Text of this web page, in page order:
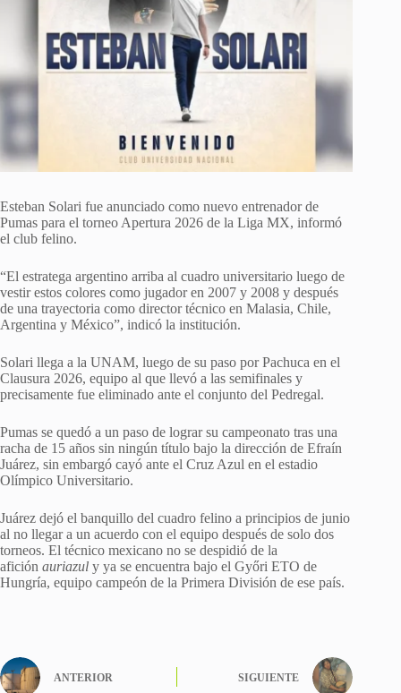
Esteban Solari fue anunciado como nuevo entrenador de
Pumas para el torneo Apertura 2026 de la Liga MX, informó
el club felino.
“El estratega argentino arriba al cuadro universitario luego de
vestir estos colores como jugador en 2007 y 2008 y después
de una trayectoria como director técnico en Malasia, Chile,
Argentina y México”, indicó la institución.
Solari llega a la UNAM, luego de su paso por Pachuca en el
Clausura 2026, equipo al que llevó a las semifinales y
precisamente fue eliminado ante el conjunto del Pedregal.
Pumas se quedó a un paso de lograr su campeonato tras una
racha de 15 años sin ningún título bajo la dirección de Efraín
Juárez, sin embargó cayó ante el Cruz Azul en el estadio
Olímpico Universitario.
Juárez dejó el banquillo del cuadro felino a principios de junio
al no llegar a un acuerdo con el equipo después de solo dos
torneos. El técnico mexicano no se despidió de la
afición auriazul y ya se encuentra bajo el Győri ETO de
Hungría, equipo campeón de la Primera División de ese país.
ANTERIOR SIGUIENTE